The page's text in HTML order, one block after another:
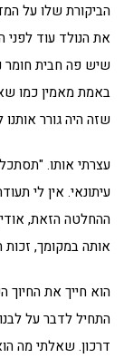
הביקורת שלו על
את הנולד עוד
שיש פה חבית חומר
באמת מאמין כמו
שזה היה גורר
עצרתי אותו.
עיתונאי. אין לי
ההחלטה הזאת,
אותה במקומך,
הוא חייך את
התחיל לדבר על
דרכון. שאלתי מה